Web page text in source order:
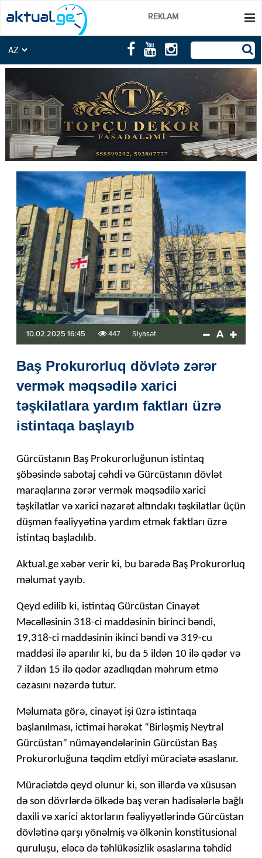
REKLAM
10.02.2025 16:45 447 Siyasət A
Baş Prokurorluq dövlətə zərər
vermək məqsədilə xarici
təşkilatlara yardım faktları üzrə
istintaqa başlayıb
Gürcüstanın Baş Prokurorluğunun istintaq
şöbəsində sabotaj cəhdi və Gürcüstanın dövlət
maraqlarına zərər vermək məqsədilə xarici
təşkilatlar və xarici nəzarət altındakı təşkilatlar üçün
düşmən fəaliyyətinə yardım etmək faktları üzrə
istintaq başladılıb.
Aktual.ge xəbər verir ki, bu barədə Baş Prokurorluq
məlumat yayıb.
Qeyd edilib ki, istintaq Gürcüstan Cinayət
Məcəlləsinin 318-ci maddəsinin birinci bəndi,
19,318-ci maddəsinin ikinci bəndi və 319-cu
maddəsi ilə aparılır ki, bu da 5 ildən 10 ilə qədər və
7 ildən 15 ilə qədər azadlıqdan məhrum etmə
cəzasını nəzərdə tutur.
Məlumata görə, cinayət işi üzrə istintaqa
başlanılması, ictimai hərəkat “Birləşmiş Neytral
Gürcüstan” nümayəndələrinin Gürcüstan Baş
Prokurorluğuna təqdim etdiyi müraciətə əsaslanır.
Müraciətdə qeyd olunur ki, son illərdə və xüsusən
də son dövrlərdə ölkədə baş verən hadisələrlə bağlı
daxili və xarici aktorların fəaliyyətlərində Gürcüstan
dövlətinə qarşı yönəlmiş və ölkənin konstitusional
quruluşu, eləcə də təhlükəsizlik əsaslarına təhdid